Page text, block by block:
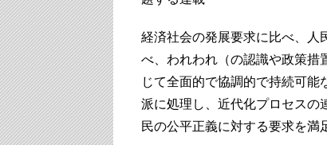
経済社会の発展要求に比べ、人
べ、われわれ（の認識や政策措
じて全面的で協調的で持続可
派に処理し、近代化プロセスの
民の公平正義に対する要求を満